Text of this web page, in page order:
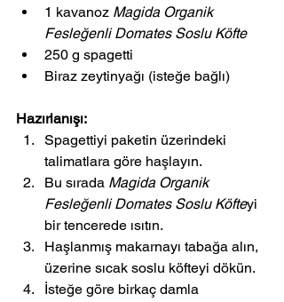
1 kavanoz Magida Organik
Fesleğenli Domates Soslu Köfte
250 g spagetti
Biraz zeytinyağı (isteğe bağlı)
Hazırlanışı:
Spagettiyi paketin üzerindeki
talimatlara göre haşlayın.
Bu sırada Magida Organik
Fesleğenli Domates Soslu Köfteyi
bir tencerede ısıtın.
Haşlanmış makarnayı tabağa alın,
üzerine sıcak soslu köfteyi dökün.
İsteğe göre birkaç damla